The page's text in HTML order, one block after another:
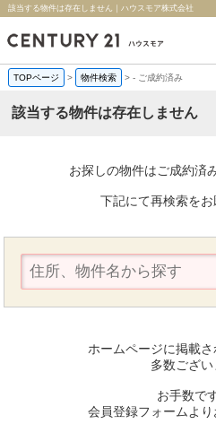
該当する物件は存在しません｜ハウスモア株式会社
TOPページ > 物件検索 >- ご成約済み
該当する物件は存在しません
お探しの物件はご成約済
下記にて再検索をお
ホームページに掲載
多数ござい
お手数で
会員登録フォームより